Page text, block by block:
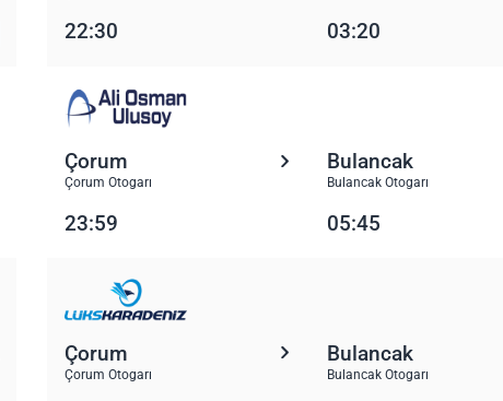
22:30 03:20
Çorum
Çorum Otogarı
Bulancak
Bulancak Otogarı
23:59 05:45
Çorum
Çorum Otogarı
Bulancak
Bulancak Otogarı